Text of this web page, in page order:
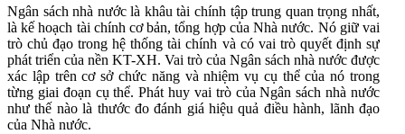
Ngân sách nhà nước là khâu tài chính tập trung quan trọng nhất,
là kế hoạch tài chính cơ bản, tổng hợp của Nhà nước. Nó giữ vai
trò chủ đạo trong hệ thống tài chính và có vai trò quyết định sự
phát triển của nền KT-XH. Vai trò của Ngân sách nhà nước được
xác lập trên cơ sở chức năng và nhiệm vụ cụ thể của nó trong
từng giai đoạn cụ thể. Phát huy vai trò của Ngân sách nhà nước
như thế nào là thước đo đánh giá hiệu quả điều hành, lãnh đạo
của Nhà nước.